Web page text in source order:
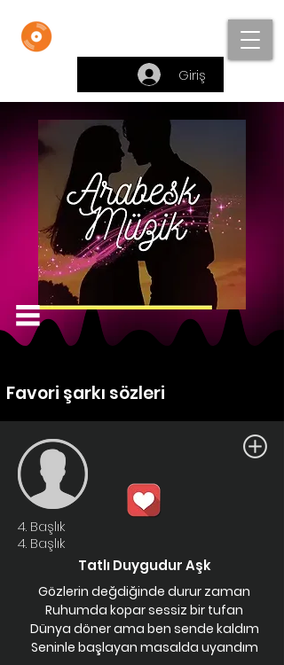
Giriş
Favori şarkı sözleri
4. Başlık
4. Başlık
Tatlı Duygudur Aşk
Gözlerin değdiğinde durur zaman
Ruhumda kopar sessiz bir tufan
Dünya döner ama ben sende kaldım
Seninle başlayan masalda uyandım